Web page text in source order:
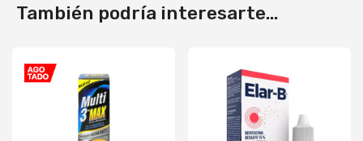
También podría interesarte...